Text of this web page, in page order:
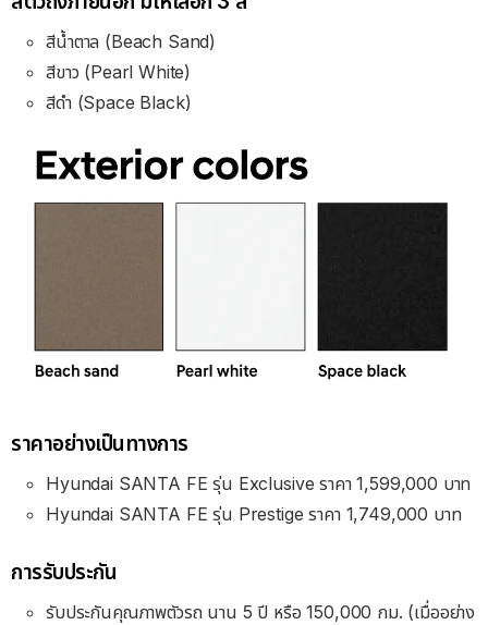
สีน้ำตาล (Beach Sand)
สีขาว (Pearl White)
สีดำ (Space Black)
ราคาอย่างเป็นทางการ
Hyundai SANTA FE รุ่น Exclusive ราคา 1,599,000 บาท
Hyundai SANTA FE รุ่น Prestige ราคา 1,749,000 บาท
การรับประกัน
รับประกันคุณภาพตัวรถ นาน 5 ปี หรือ 150,000 กม. (เมื่ออย่าง